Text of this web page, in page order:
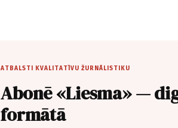
ATBALSTI KVALITATĪVU ŽURNĀLISTIKU
Abonē «Liesma» —
formātā